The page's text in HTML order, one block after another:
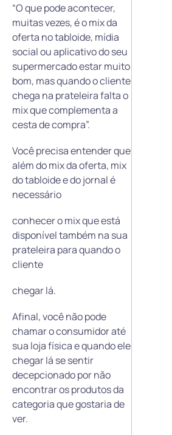
“O que pode acontecer,
muitas vezes, é o mix da
oferta no tabloide, mídia
social ou aplicativo do seu
supermercado estar muito
bom, mas quando o cliente
chega na prateleira falta o
mix que complementa a
cesta de compra”.
Você precisa entender que
além do mix da oferta, mix
do tabloide e do jornal é
necessário
conhecer o mix que está
disponível também na sua
prateleira para quando o
cliente
chegar lá.
Afinal, você não pode
chamar o consumidor até
sua loja física e quando ele
chegar lá se sentir
decepcionado por não
encontrar os produtos da
categoria que gostaria de
ver.